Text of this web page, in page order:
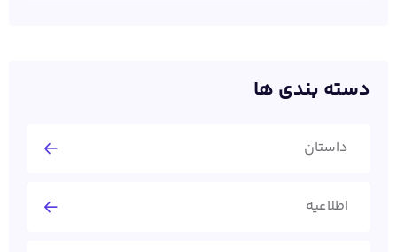
دسته بندی ها
داستان
اطلاعیه